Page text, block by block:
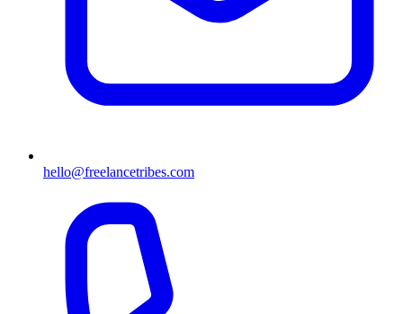
hello@freelancetribes.com